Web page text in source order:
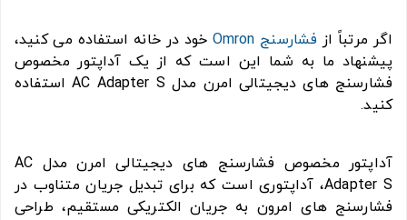
اگر مرتباً از فشارسنج Omron
خود در خانه استفاده می کنید،
پیشنهاد ما به شما این است که از یک آداپتور مخصوص
فشارسنج های دیجیتالی امرن مدل AC Adapter S استفاده
کنید.
آداپتور مخصوص فشارسنج های دیجیتالی امرن مدل AC
Adapter S، آداپتوری است که برای تبدیل جریان متناوب در
فشارسنج های امرون به جریان الکتریکی مستقیم، طراحی